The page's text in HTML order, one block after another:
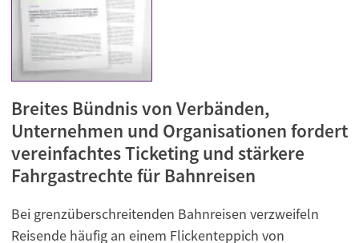
Breites Bündnis von Verbänden,
Unternehmen und Organisationen fordert
vereinfachtes Ticketing und stärkere
Fahrgastrechte für Bahnreisen
Bei grenzüberschreitenden Bahnreisen verzweifeln
Reisende häufig an einem Flickenteppich von